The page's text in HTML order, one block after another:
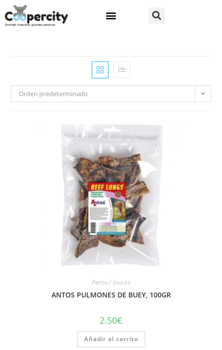
Orden predeterminado
Perros / Snacks
ANTOS PULMONES DE BUEY, 100GR
2.50€
Añadir al carrito